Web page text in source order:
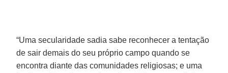
“Uma secularidade sadia sabe reconhecer a tentação
de sair demais do seu próprio campo quando se
encontra diante das comunidades religiosas; e uma